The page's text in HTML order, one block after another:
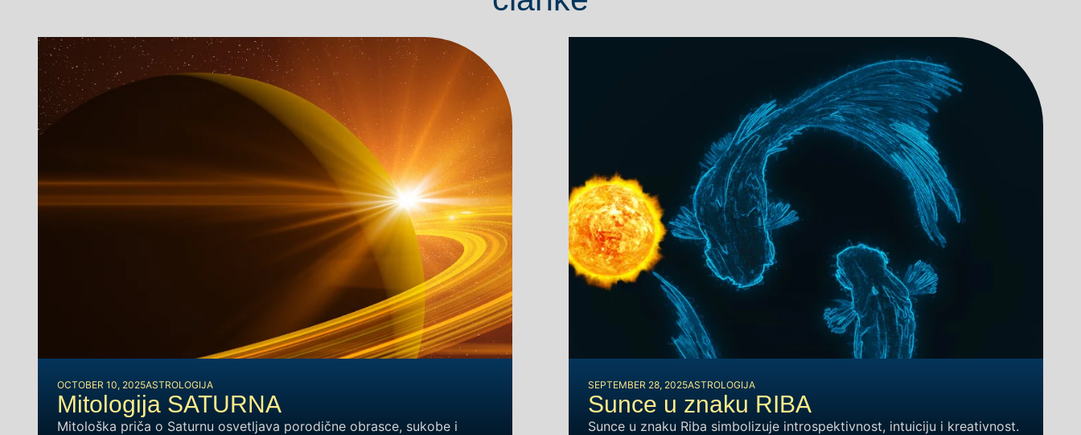
OCTOBER 10, 2025ASTROLOGIJA
Mitologija SATURNA
Mitološka priča o Saturnu osvetljava porodične obrasce, sukobe i
SEPTEMBER 28, 2025ASTROLOGIJA
Sunce u znaku RIBA
Sunce u znaku Riba simbolizuje introspektivnost, intuiciju i kreativnost.